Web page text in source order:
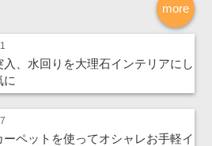
more
入、水回りを大理石インテリアにし
に
ーペットを使ってオシャレお手軽イ